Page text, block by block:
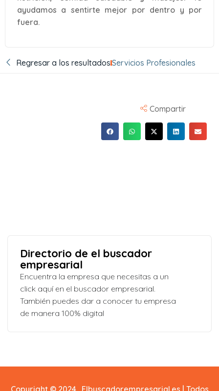
ayudamos a sentirte mejor por dentro y por
fuera.
Regresar a los resultadosServicios Profesionales
Compartir
Directorio de el buscador
empresarial
Encuentra la empresa que necesitas a un
click aquí en el buscador empresarial.
También puedes dar a conocer tu empresa
de manera 100% digital